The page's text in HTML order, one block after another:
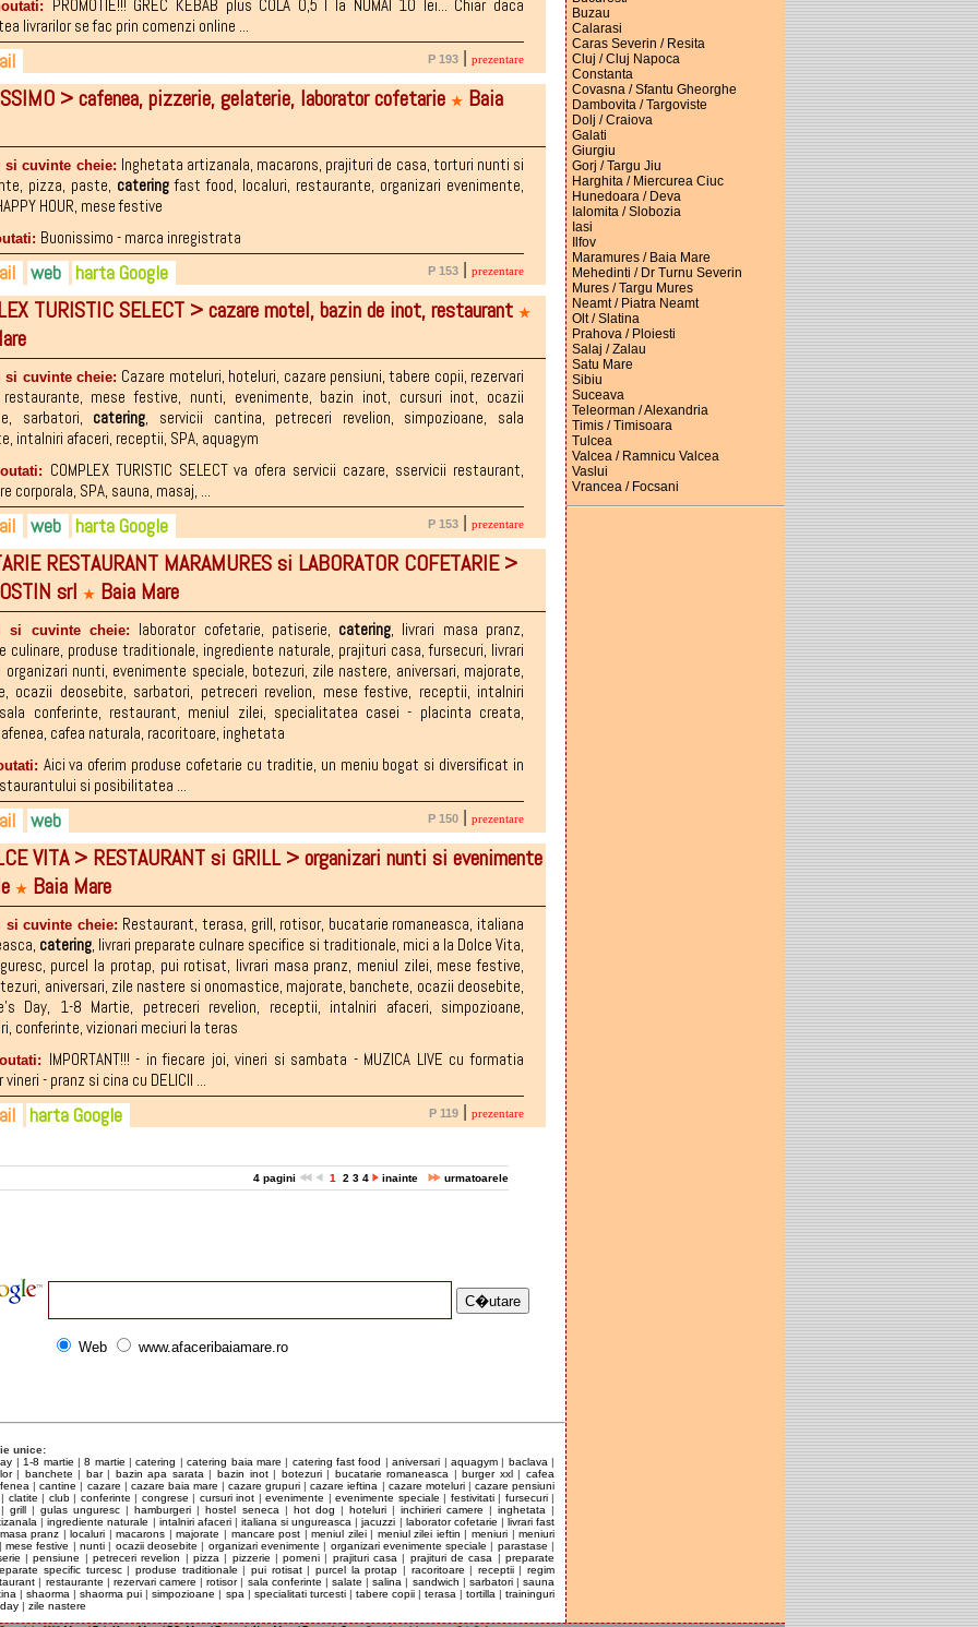
PROMOTIE!!! GREC KEBAB plus COLA 0,5 l la NUMAI 10 lei... Chiar daca
livrarilor se fac prin comenzi online ...
049.642
654.695
421.566
P 193 prezentare
> cafenea, pizzerie, gelaterie, laborator cofetarie ★ Baia
si cuvinte cheie: Inghetata artizanala, macarons, prajituri de casa, torturi nunti si
, pizza, paste, catering fast food, localuri, restaurante, organizari evenimente,
HOUR, mese festive
Buonissimo - marca inregistrata
221.015
web
BuonissimoBaiaMare
harta Google P 153 prezentare
TURISTIC SELECT > cazare motel, bazin de inot, restaurant ★
si cuvinte cheie: Cazare moteluri, hoteluri, cazare pensiuni,tabere copii, rezervari
restaurante, mese festive, nunti, evenimente, bazin inot, cursuri inot, ocazii
, sarbatori, catering, servicii cantina, petreceri revelion, simpozioane, sala
, intalniri afaceri, receptii, SPA, aquagym
COMPLEX TURISTIC SELECT va ofera servicii cazare, sservicii restaurant,
corporala, SPA, sauna, masaj, ...
706910
706913 receptie motel
706909 restaurant
706957 receptie bazin inot
web harta Google P 153 prezentare
RESTAURANT MARAMURES si LABORATOR COFETARIE >
srl ★ Baia Mare
si cuvinte cheie: laborator cofetarie, patiserie, catering, livrari masa pranz,
culinare, produse traditionale, ingrediente naturale, prajituri casa,fursecuri, livrari
nunti, evenimente speciale, botezuri, zile nastere, aniversari, majorate,
, ocazii deosebite, sarbatori, petreceri revelion, mese festive, receptii, intalniri
sala conferinte, restaurant, meniul zilei, specialitatea casei - placinta creata,
, cafea naturala, racoritoare, inghetata
Aici va oferim produse cofetarie cu traditie, un meniu bogat si diversificat in
si posibilitatea ...
248.982
613.175
035.028
web
cofetaria.maramures?ref=tn_tnm...
P 150 prezentare
VITA > RESTAURANT si GRILL > organizari nunti si evenimente
★ Baia Mare
si cuvinte cheie: Restaurant,terasa, grill, rotisor, bucatarie romaneasca, italiana
, catering, livrari preparate culnare specifice si traditionale, mici a la Dolce Vita,
, purcel la protap, pui rotisat, livrari masa pranz, meniul zilei, mese festive,
, aniversari, zile nastere si onomastice, majorate, banchete, ocazii deosebite,
Day, 1-8 Martie, petreceri revelion, receptii, intalniri afaceri, simpozioane,
, conferinte, vizionari meciuri la teras
IMPORTANT!!! - in fiecare joi, vineri si sambata - MUZICA LIVE cu formatia
vineri - pranz si cina cu DELICII ...
201.662
055.732
harta Google P 119 prezentare
4 pagini 1 2 3 4 inainte urmatoarele
Web www.afaceribaiamare.ro
unice:
| 1-8 martie |8 martie |catering |catering baia mare | catering fast food |aniversari | aquagym| baclava |
| banchete | bar| bazin apa sarata |bazin inot| botezuri| bucatarie romaneasca |burger xxl|cafea
|cantine | cazare | cazare baia mare |cazare grupuri |cazare ieftina | cazare moteluri| cazare pensiuni
| clatite | club| conferinte | congrese | cursuri inot |evenimente |evenimente speciale | festivitati| fursecuri|
|grill |gulas unguresc |hamburgeri |hostel seneca | hot dog | hoteluri| inchirieri camere | inghetata |
|ingrediente naturale | intalniri afaceri| italiana si ungureasca |jacuzzi | laborator cofetarie | livrari fast
pranz |localuri |macarons |majorate | mancare post |meniul zilei| meniul zilei ieftin |meniuri |meniuri
mese festive | nunti| ocazii deosebite | organizari evenimente | organizari evenimente speciale | parastase |
|pensiune | petreceri revelion | pizza | pizzerie |pomeni | prajituri casa | prajituri de casa |preparate
specific turcesc| produse traditionale | pui rotisat| purcel la protap | racoritoare | receptii|regim
| restaurante | rezervari camere |rotisor| sala conferinte | salate |salina | sandwich | sarbatori|sauna
|shaorma |shaorma pui |simpozioane | spa | specialitati turcesti| tabere copii| terasa | tortilla |traininguri
| zile nastere
Buzau
Calarasi
Caras Severin / Resita
Cluj / Cluj Napoca
Constanta
Covasna / Sfantu Gheorghe
Dambovita / Targoviste
Dolj / Craiova
Galati
Giurgiu
Gorj / Targu Jiu
Harghita / Miercurea Ciuc
Hunedoara / Deva
Ialomita / Slobozia
Iasi
Ilfov
Maramures / Baia Mare
Mehedinti / Dr Turnu Severin
Mures / Targu Mures
Neamt / Piatra Neamt
Olt / Slatina
Prahova / Ploiesti
Salaj / Zalau
Satu Mare
Sibiu
Suceava
Teleorman / Alexandria
Timis / Timisoara
Tulcea
Valcea / Ramnicu Valcea
Vaslui
Vrancea / Focsani